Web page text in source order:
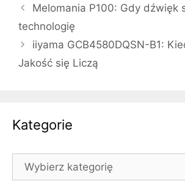
Melomania P100: Gdy dźwięk
technologię
iiyama GCB4580DQSN-B1:
Jakość się Liczą
Kategorie
Kategorie